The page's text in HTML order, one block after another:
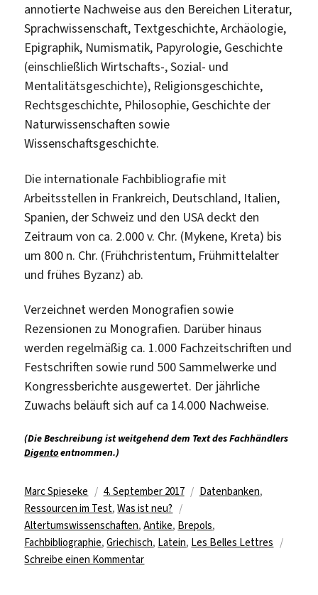
annotierte Nachweise aus den Bereichen Literatur,
Sprachwissenschaft, Textgeschichte, Archäologie,
Epigraphik, Numismatik, Papyrologie, Geschichte
(einschließlich Wirtschafts-, Sozial- und
Mentalitätsgeschichte), Religionsgeschichte,
Rechtsgeschichte, Philosophie, Geschichte der
Naturwissenschaften sowie
Wissenschaftsgeschichte.
Die internationale Fachbibliografie mit
Arbeitsstellen in Frankreich, Deutschland, Italien,
Spanien, der Schweiz und den USA deckt den
Zeitraum von ca. 2.000 v. Chr. (Mykene, Kreta) bis
um 800 n. Chr. (Frühchristentum, Frühmittelalter
und frühes Byzanz) ab.
Verzeichnet werden Monografien sowie
Rezensionen zu Monografien. Darüber hinaus
werden regelmäßig ca. 1.000 Fachzeitschriften und
Festschriften sowie rund 500 Sammelwerke und
Kongressberichte ausgewertet. Der jährliche
Zuwachs beläuft sich auf ca 14.000 Nachweise.
(Die Beschreibung ist weitgehend dem Text des Fachhändlers
Digentoentnommen.)
Autor
Marc Spieseke
Veröffentlicht
am
4. September 2017 Kategorien
Datenbanken,
Ressourcen im Test,Was ist neu?
Altertumswissenschaften,Antike, Brepols,
Fachbibliographie,Griechisch, Latein, Les Belles Lettres
Schreibe einen Kommentarzu